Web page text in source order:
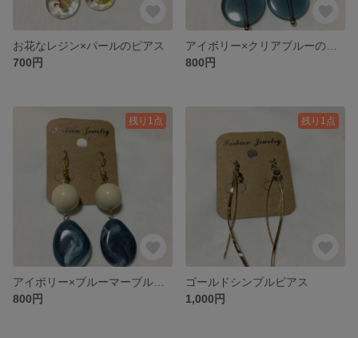
お花なレジン×パールのピアス
700円
800円
残り1点
800円
残り1点
ゴールドシンプルピアス
1,000円